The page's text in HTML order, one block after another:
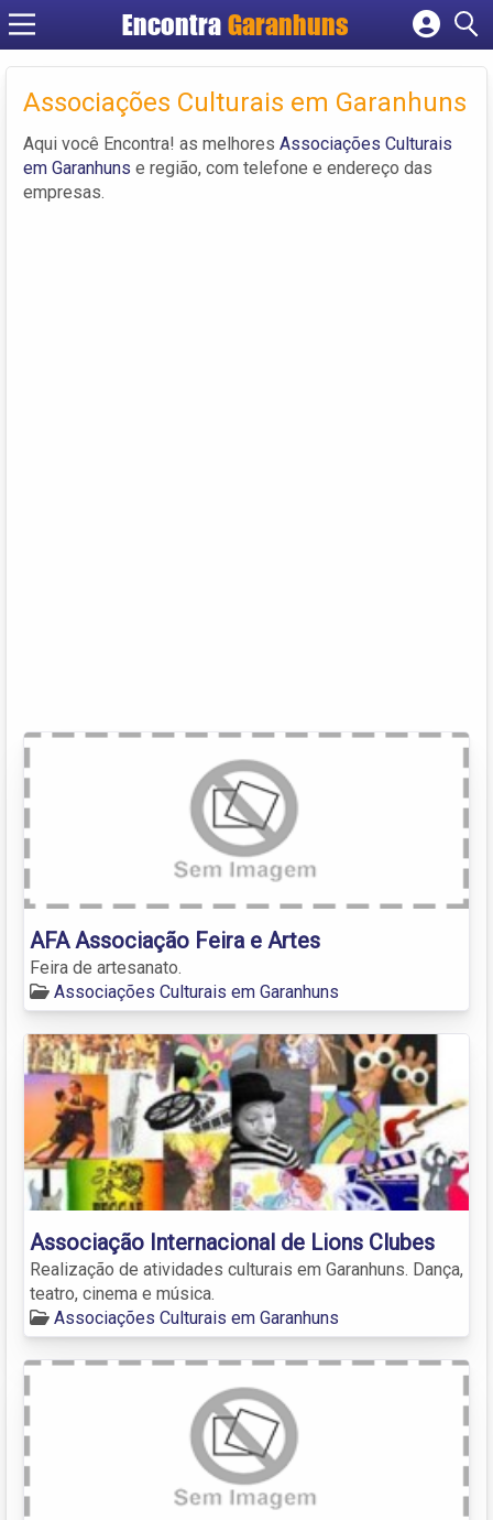
EncontraGaranhuns
Cadastrar empresa
Criar conta
Associações Culturais em Garanhuns
Aqui você Encontra! as melhores Associações Culturais
em Garanhuns e região, com telefone e endereço das
empresas.
AFA Associação Feira e Artes
Feira de artesanato.
Associações Culturais em Garanhuns
Associação Internacional de Lions Clubes
Realização de atividades culturais em Garanhuns. Dança,
teatro, cinema e música.
Associações Culturais em Garanhuns